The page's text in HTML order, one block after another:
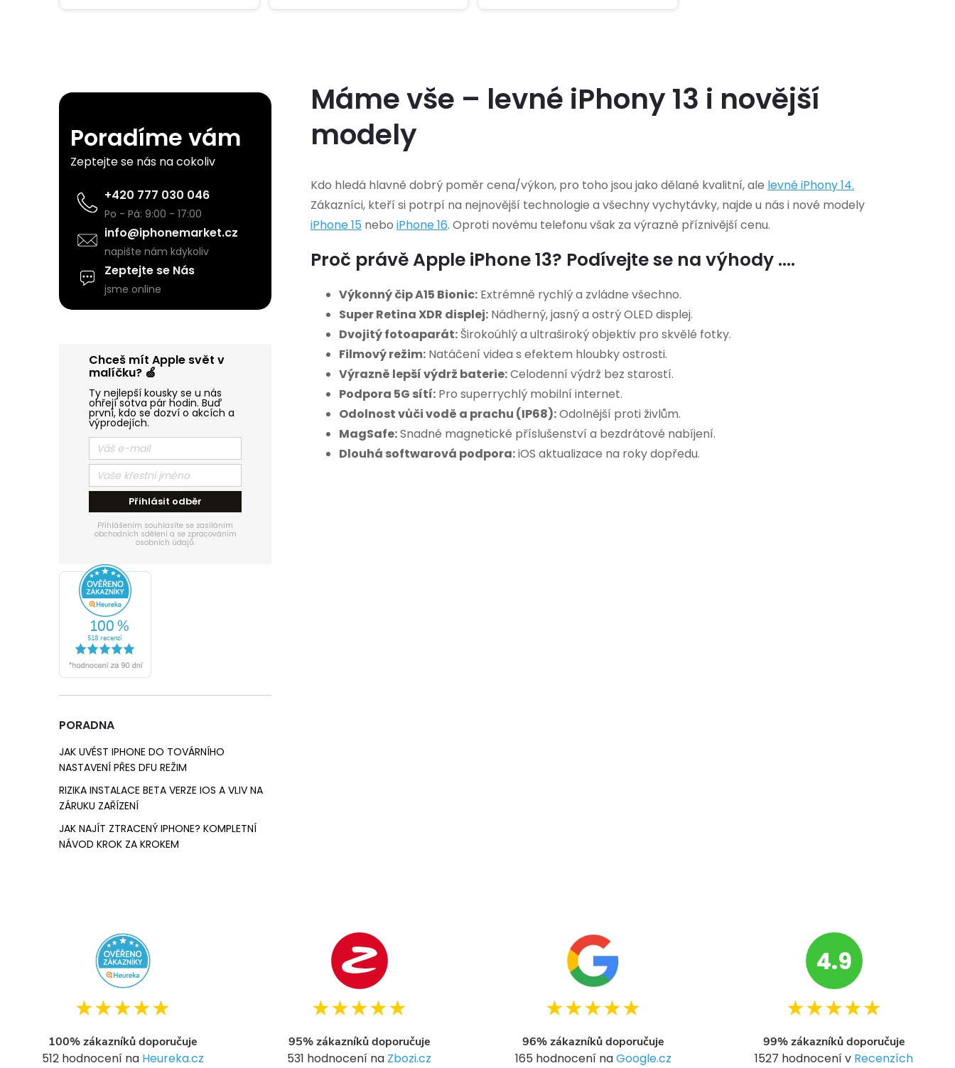
o
s
n
Poradíme vám
Zeptejte se nás na cokoliv
+420 777 030 046
Po - Pá: 9:00 - 17:00
info@iphonemarket.cz
napište nám kdykoliv
Zeptejte se Nás
jsme online
Chceš mít Apple svět v
malíčku? 🍏
Ty nejlepší kousky se u nás
ohřejí sotva pár hodin. Buď
první, kdo se dozví o akcích a
výprodejích.
Přihlásit odběr
Přihlášením souhlasíte se zasíláním
obchodních sdělení a se zpracováním
osobních údajů.
PORADNA
JAK UVÉST IPHONE DO TOVÁRNÍHO
NASTAVENÍ PŘES DFU REŽIM
RIZIKA INSTALACE BETA VERZE IOS A VLIV NA
ZÁRUKU ZAŘÍZENÍ
JAK NAJÍT ZTRACENÝ IPHONE? KOMPLETNÍ
NÁVOD KROK ZA KROKEM
Máme vše – levné iPhony 13 i novější
modely
Kdo hledá hlavně dobrý poměr cena/výkon, pro toho jsou jako dělané kvalitní, ale levnéiPhony 14.
Zákazníci, kteří si potrpí na nejnovější technologie a všechny vychytávky, najde u nás i nové modely
iPhone 15 nebo iPhone 16. Oproti novému telefonu však za výrazně příznivější cenu.
Proč právě Apple iPhone 13? Podívejte se na výhody ....
Výkonný čip A15 Bionic: Extrémně rychlý a zvládne všechno.
Super Retina XDR displej: Nádherný, jasný a ostrý OLED displej.
Dvojitý fotoaparát:Širokoúhlý a ultraširoký objektiv pro skvělé fotky.
Filmový režim: Natáčení videa s efektem hloubky ostrosti.
Výrazně lepší výdrž baterie:Celodenní výdrž bez starostí.
Podpora 5G sítí: Pro superrychlý mobilní internet.
Odolnost vůči vodě a prachu (IP68):Odolnější proti živlům.
MagSafe:Snadné magnetické příslušenství a bezdrátové nabíjení.
Dlouhá softwarová podpora:iOS aktualizace na roky dopředu.
★★★★★
100% zákazníků doporučuje
512 hodnocení na Heureka.cz
★★★★★
95% zákazníků doporučuje
531 hodnocení na Zbozi.cz
★★★★★
96% zákazníků doporučuje
165 hodnocení naGoogle.cz
4.9
★★★★★
99% zákazníků doporučuje
1527 hodnocení v Recenzích